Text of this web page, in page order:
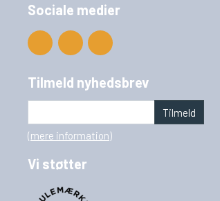
Sociale medier
Tilmeld nyhedsbrev
Tilmeld
(mere information)
Vi støtter